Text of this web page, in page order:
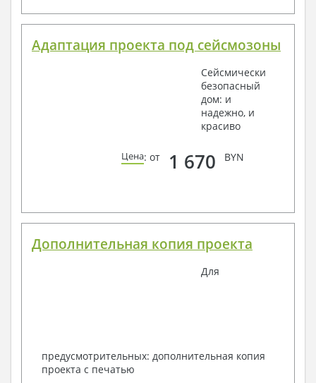
Адаптация проекта под сейсмозоны
Сейсмически
безопасный
дом: и
надежно, и
красиво
Цена: от 1 670 BYN
Дополнительная копия проекта
Для
предусмотрительных: дополнительная копия
проекта с печатью